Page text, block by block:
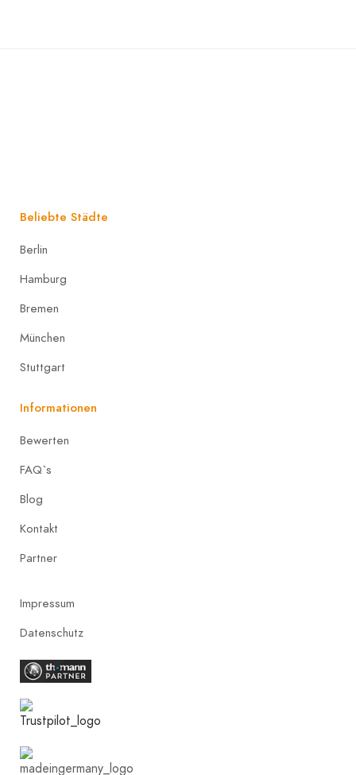
Beliebte Städte
Berlin
Hamburg
Bremen
München
Stuttgart
Informationen
Bewerten
FAQ`s
Blog
Kontakt
Partner
Impressum
Datenschutz